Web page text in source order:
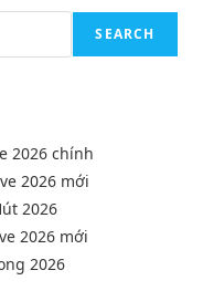
SEARCH
2026 chính
2026 mới
2026
2026 mới
2026